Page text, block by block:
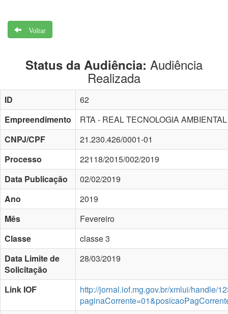
Voltar
Status da Audiência: Audiência
Realizada
ID
62
Empreendimento
RTA - REAL TECNOLOGIA
CNPJ/CPF
21.230.426/0001-01
Processo
22118/2015/002/2019
Data Publicação
02/02/2019
Ano
2019
Mês
Fevereiro
Classe
classe 3
Data Limite de
Solicitação
28/03/2019
Link IOF
http://jornal.iof.mg.gov.br/xmlui/handle/